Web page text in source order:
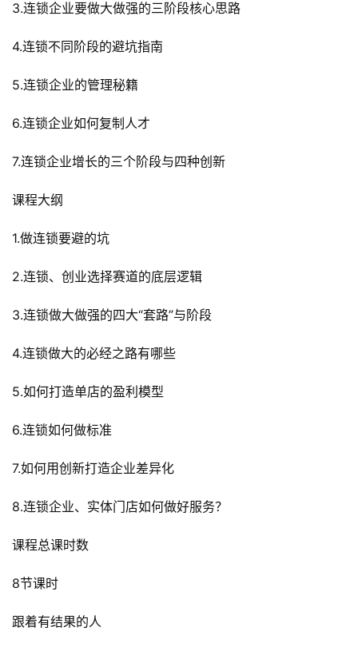
页
业
讯
开
案
坑
南
运
营
百
科
创
资
会
3.连锁企业要做大做强的三阶段核心思路
4.连锁不同阶段的避坑指南
5.连锁企业的管理秘籍
6.连锁企业如何复制人才
7.连锁企业增长的三个阶段与四种创新
课程大纲
1.做连锁要避的坑
2.连锁、创业选择赛道的底层逻辑
3.连锁做大做强的四大“套路”与阶段
4.连锁做大的必经之路有哪些
5.如何打造单店的盈利模型
6.连锁如何做标准
7.如何用创新打造企业差异化
8.连锁企业、实体门店如何做好服务？
课程总课时数
8节课时
跟着有结果的人